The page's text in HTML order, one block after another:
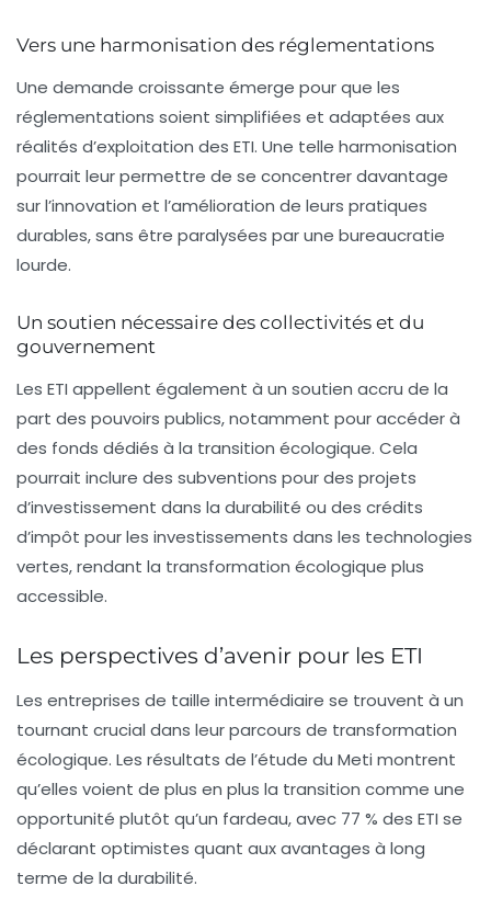
Vers une harmonisation des réglementations
Une demande croissante émerge pour que les
réglementations soient simplifiées et adaptées aux
réalités d’exploitation des ETI. Une telle harmonisation
pourrait leur permettre de se concentrer davantage
sur l’innovation et l’amélioration de leurs pratiques
durables, sans être paralysées par une bureaucratie
lourde.
Un soutien nécessaire des collectivités et du
gouvernement
Les ETI appellent également à un soutien accru de la
part des pouvoirs publics, notamment pour accéder à
des fonds dédiés à la transition écologique. Cela
pourrait inclure des subventions pour des projets
d’investissement dans la durabilité ou des crédits
d’impôt pour les investissements dans les technologies
vertes, rendant la transformation écologique plus
accessible.
Les perspectives d’avenir pour les ETI
Les entreprises de taille intermédiaire se trouvent à un
tournant crucial dans leur parcours de transformation
écologique. Les résultats de l’étude du Meti montrent
qu’elles voient de plus en plus la transition comme une
opportunité plutôt qu’un fardeau, avec 77 % des ETI se
déclarant optimistes quant aux avantages à long
terme de la durabilité.